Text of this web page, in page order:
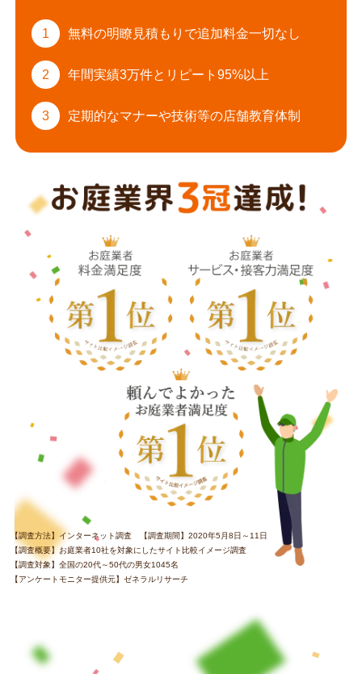
1 無料の明瞭見積もりで追加料金一切なし
2 年間実績3万件と リピート95%以上
3 定期的なマナーや技術等の店舗教育体制
【調査方法】インターネット調査 【調査期間】2020年5月8日～11日
【調査概要】お庭業者10社を対象にしたサイト比較イメージ調査
【調査対象】全国の20代～50代の男女1045名
【アンケートモニター提供元】ゼネラルリサーチ